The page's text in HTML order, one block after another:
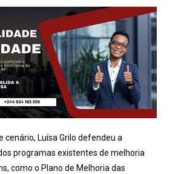
cenário, Luísa Grilo defendeu a
programas existentes de melhoria
como o Plano de Melhoria das